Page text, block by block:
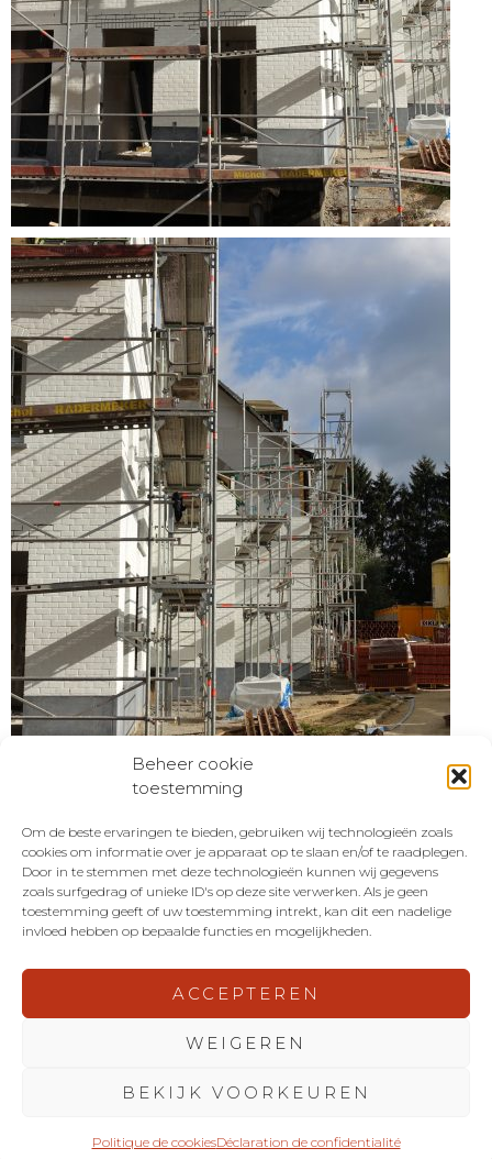
Beheer cookie
toestemming
Om de beste ervaringen te bieden, gebruiken wij technologieën zoals
cookies om informatie over je apparaat op te slaan en/of te raadplegen.
Door in te stemmen met deze technologieën kunnen wij gegevens
zoals surfgedrag of unieke ID's op deze site verwerken. Als je geen
toestemming geeft of uw toestemming intrekt, kan dit een nadelige
invloed hebben op bepaalde functies en mogelijkheden.
ACCEPTEREN
WEIGEREN
BEKIJK VOORKEUREN
Politique de cookiesDéclaration de confidentialité
KUMPEN RED NV
Bedrijfsstraat 17
B-3500 Hasselt
T +32 11 30 71 00
info@kumpenred.be
www.kumpenred.be
Politique sur le respect de la vie privée et les cookies